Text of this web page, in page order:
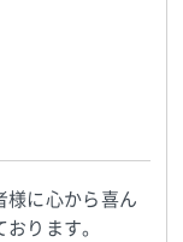
様に心から喜ん
ります。